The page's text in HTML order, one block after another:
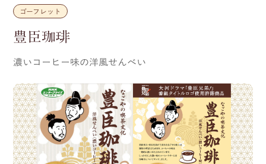
ゴーフレット
豊臣珈琲
濃いコーヒー味の洋風せんべい